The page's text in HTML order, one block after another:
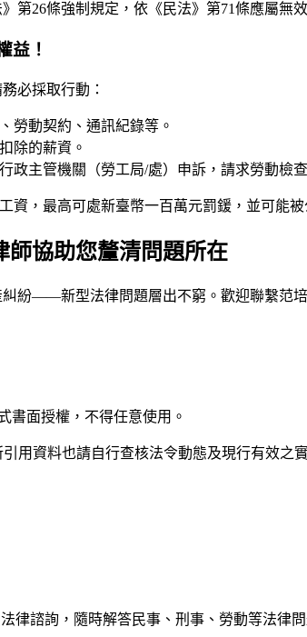
第26條強制規定，依《民法》第71條應屬無
益！
必採取行動：
勞動契約、通訊紀錄等。
除的薪資。
政主管機關（勞工局/處）申訴，請求勞動檢
資，最高可處新臺幣一百萬元罰鍰，並可能
師協助您釐清問題所在
糾紛——新型法律問題層出不窮。歡迎聯繫范
書面授權，不得任意使用。
用資料也請自行查核法令動態及現行有效之
律諮詢，隨時解答民事、刑事、勞動等法律